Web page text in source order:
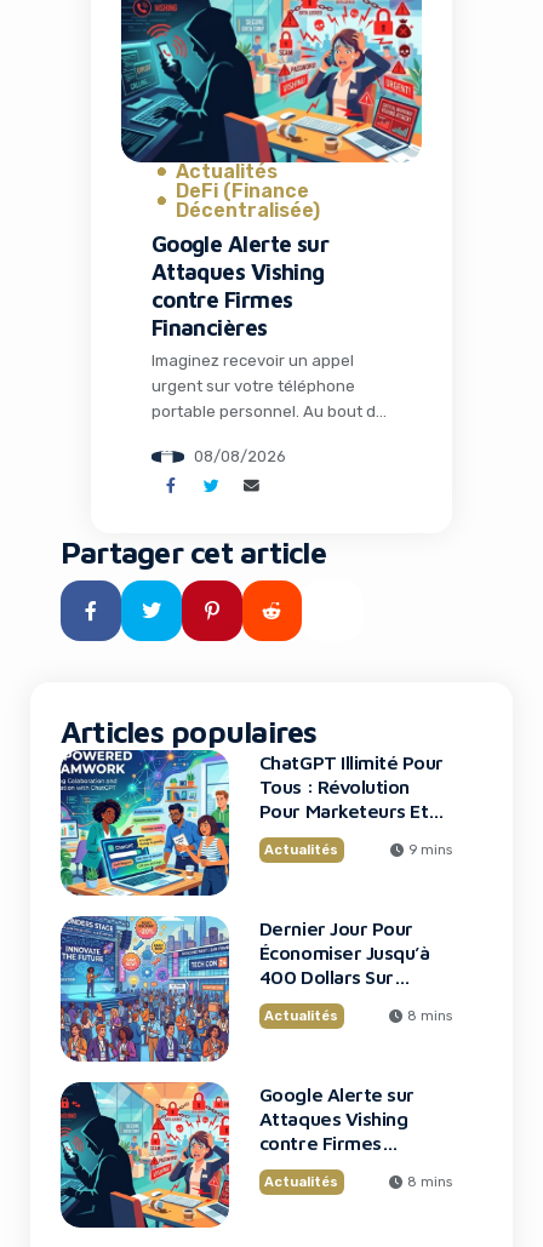
que propose TechCrunch
Disrupt 2026, et aujourd’hui
marque le dernier jour pour
bénéficier d’une réduction
exceptionnelle allant jusqu’à
400 dollars sur votre […]
Actualités
DeFi (Finance
Décentralisée)
Google Alerte sur
Attaques Vishing
contre Firmes
Financières
Imaginez recevoir un appel
urgent sur votre téléphone
portable personnel. Au bout du
un problème technique bloque
l’accès à un dossier critique
tard, vos identifiants et codes
MFA sont compromis. C’est
exactement ce qui arrive aux
employés de grandes firmes
08/08/2026
Partager cet article
Articles populaires
ChatGPT Illimité Pour
Tous : Révolution
Pour Marketeurs Et
Startups
Actualités 9 mins
Dernier Jour Pour
Économiser Jusqu’à
400 Dollars Sur
TechCrunch Disrupt
2026
Actualités 8 mins
Google Alerte sur
Attaques Vishing
contre Firmes
Financières
Actualités 8 mins